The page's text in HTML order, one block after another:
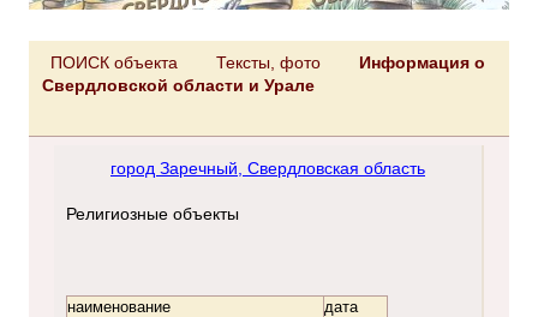
ПОИСК объекта Тексты, фото
Информация о
Свердловской области и Урале
город Заречный, Свердловская область
Религиозные объекты
наименование
дата